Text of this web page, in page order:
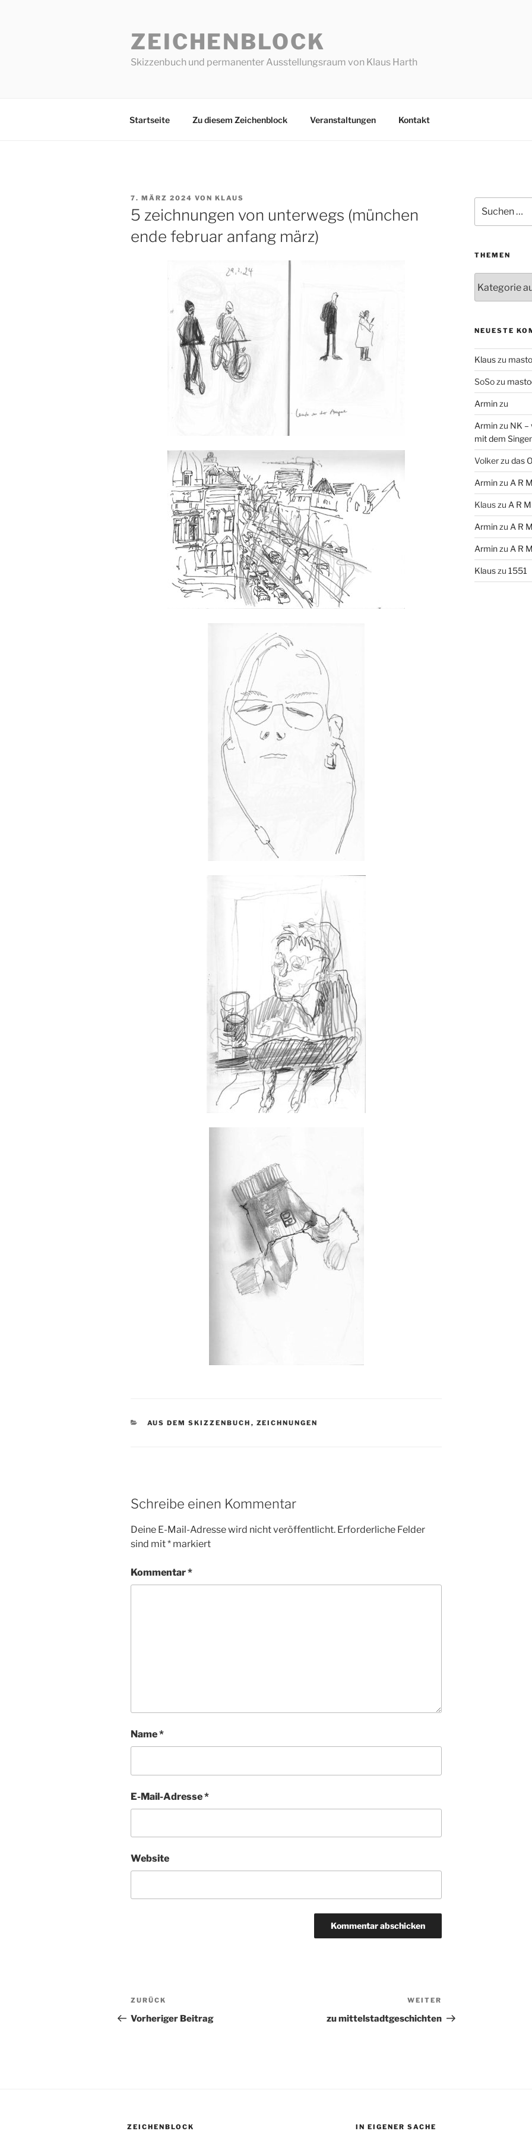
ZEICHENBLOCK
Skizzenbuch und permanenter Ausstellungsraum von Klaus Harth
Startseite Zu diesem Zeichenblock Veranstaltungen Kontakt
VERÖFFENTLICHT
AM
7. MÄRZ 2024 VON KLAUS
5 zeichnungen von unterwegs (münchen
ende februar anfang märz)
KATEGORIEN
AUS DEM SKIZZENBUCH , ZEICHNUNGEN
Schreibe einen Kommentar
Deine E-Mail-Adresse wird nicht veröffentlicht. Erforderliche Felder
sind mit* markiert
Kommentar*
Name*
E-Mail-Adresse*
Website
Beitragsnavigation
Vorheriger
Beitrag
ZURÜCK
Vorheriger Beitrag
Beitrag
WEITER
zu mittelstadtgeschichten
nach:
THEMEN
NEUESTE
Klauszu
SoSozu
Arminzu
Arminzu NK –
mit dem
Volkerzu das
Arminzu A R
Klauszu A R
Arminzu A R
Arminzu A R
Klauszu 1551
ZEICHENBLOCK IN EIGENER SACHE